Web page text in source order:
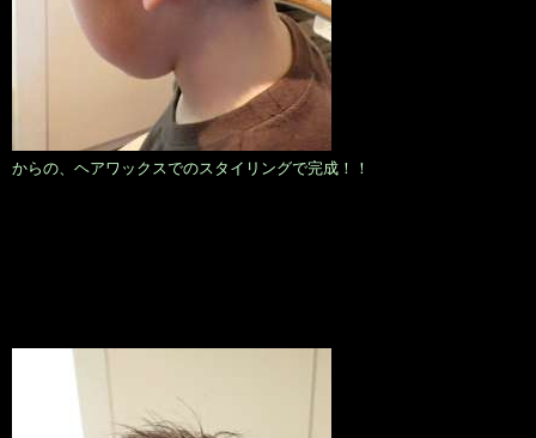
からの、ヘアワックスでのスタイリングで完成！！